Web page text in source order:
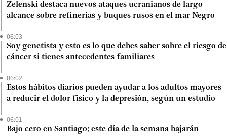
Zelenski destaca nuevos ataques ucranianos de largo
alcance sobre refinerías y buques rusos en el mar Negro
06:03
Soy genetista y esto es lo que debes saber sobre el riesgo de
cáncer si tienes antecedentes familiares
06:02
Estos hábitos diarios pueden ayudar a los adultos mayores
a reducir el dolor físico y la depresión, según un estudio
06:01
Bajo cero en Santiago: este día de la semana bajarán